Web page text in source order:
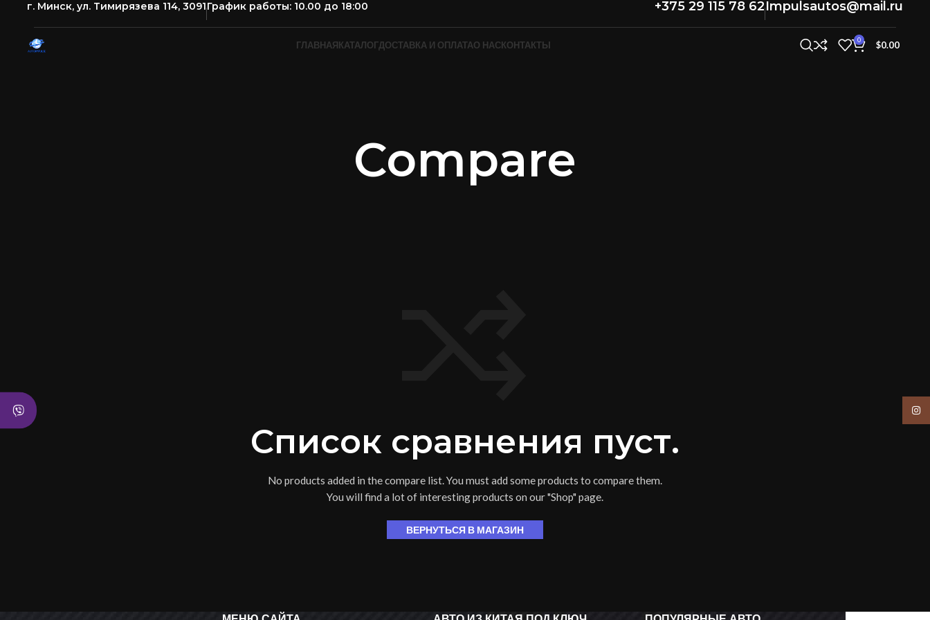
г. Минск, ул. Тимирязева 114, 3091График работы: 10.00 до 18:00 +375 29 115 78 62Impulsautos@mail.ru
ГЛАВНАЯКАТАЛОГДОСТАВКА И ОПЛАТАО НАСКОНТАКТЫ 0 $0.00
Compare
Список сравнения пуст.
No products added in the compare list. You must add some products to compare them.
You will find a lot of interesting products on our "Shop" page.
ВЕРНУТЬСЯ В МАГАЗИН